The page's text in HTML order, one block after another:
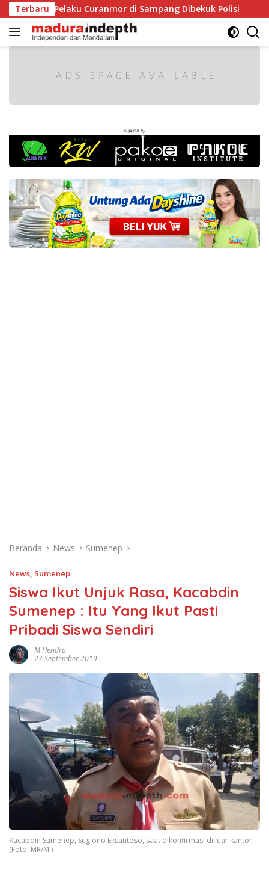
Langsung
ke
konten
TerbaruCuranmor di Sampang Dibekuk Polisi HUT RI
Beranda News Sumenep
News, Sumenep
Siswa Ikut Unjuk Rasa, Kacabdin
Sumenep : Itu Yang Ikut Pasti
Pribadi Siswa Sendiri
M Hendra
27 September 2019
Kacabdin Sumenep, Sugiono Eksantoso, saat dikonfirmasi di luar kantor.
(Foto: MR/MI)